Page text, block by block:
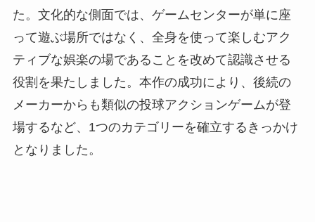
た。文化的な側面では、ゲームセンターが単に座
って遊ぶ場所ではなく、全身を使って楽しむアク
ティブな娯楽の場であることを改めて認識させる
役割を果たしました。本作の成功により、後続の
メーカーからも類似の投球アクションゲームが登
場するなど、1つのカテゴリーを確立するきっかけ
となりました。